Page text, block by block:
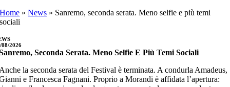
Home »News » Sanremo, seconda serata. Meno selfie e più temi
sociali
08/2026
Seconda Serata. Meno Selfie E Più Temi Sociali
la seconda serata del Festival è terminata. A condurla Amadeus,
e Francesca Fagnani. Proprio a Morandi è affidata l’apertura: